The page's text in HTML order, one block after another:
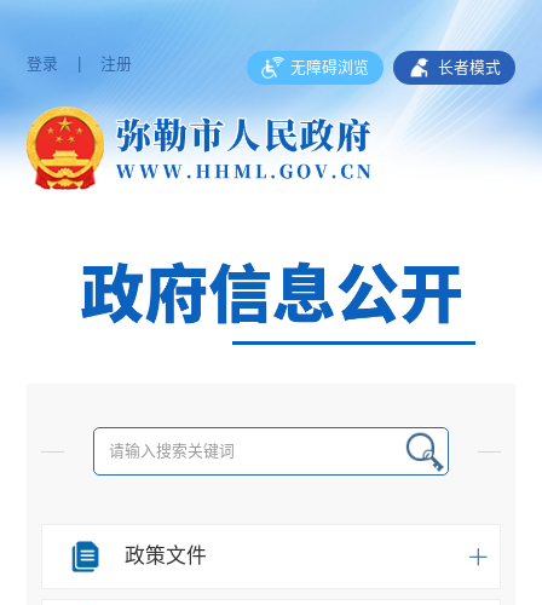
登录 | 注册 无障碍浏览 长者模式
政策文件